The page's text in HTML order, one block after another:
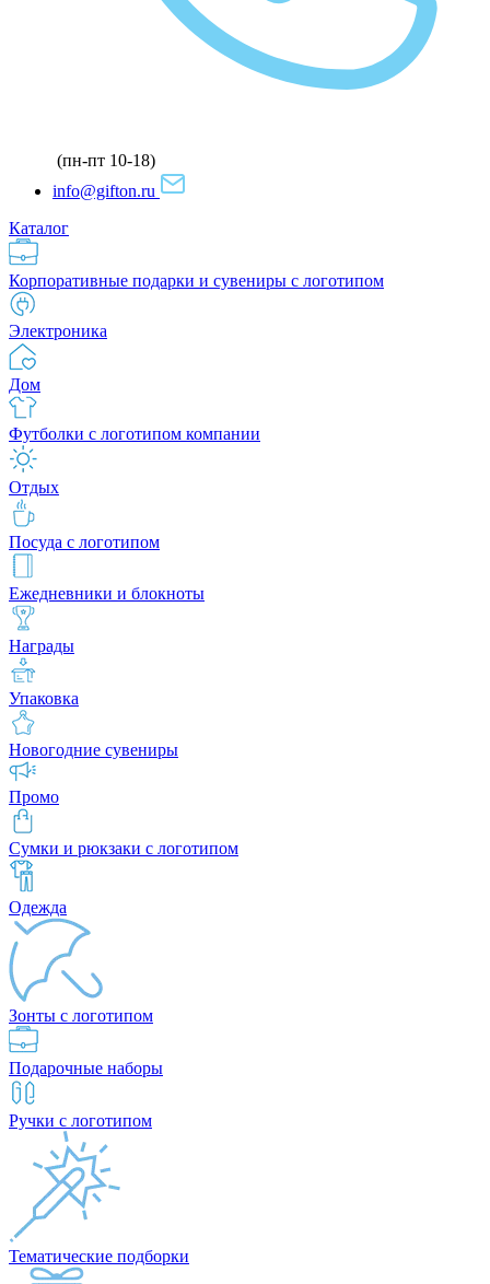
(пн-пт 10-18)
info@gifton.ru
Каталог
Корпоративные подарки и сувениры с логотипом
Электроника
Дом
Футболки с логотипом компании
Отдых
Посуда с логотипом
Ежедневники и блокноты
Награды
Упаковка
Новогодние сувениры
Промо
Сумки и рюкзаки с логотипом
Одежда
Зонты с логотипом
Подарочные наборы
Ручки с логотипом
Тематические подборки